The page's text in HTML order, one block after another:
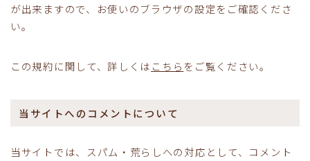
が出来ますので、お使いのブラウザの設定をご確認くださ
い。
この規約に関して、詳しくは こちら をご覧ください。
当サイトへのコメントについて
当サイトでは、スパム・荒らしへの対応として、コメント